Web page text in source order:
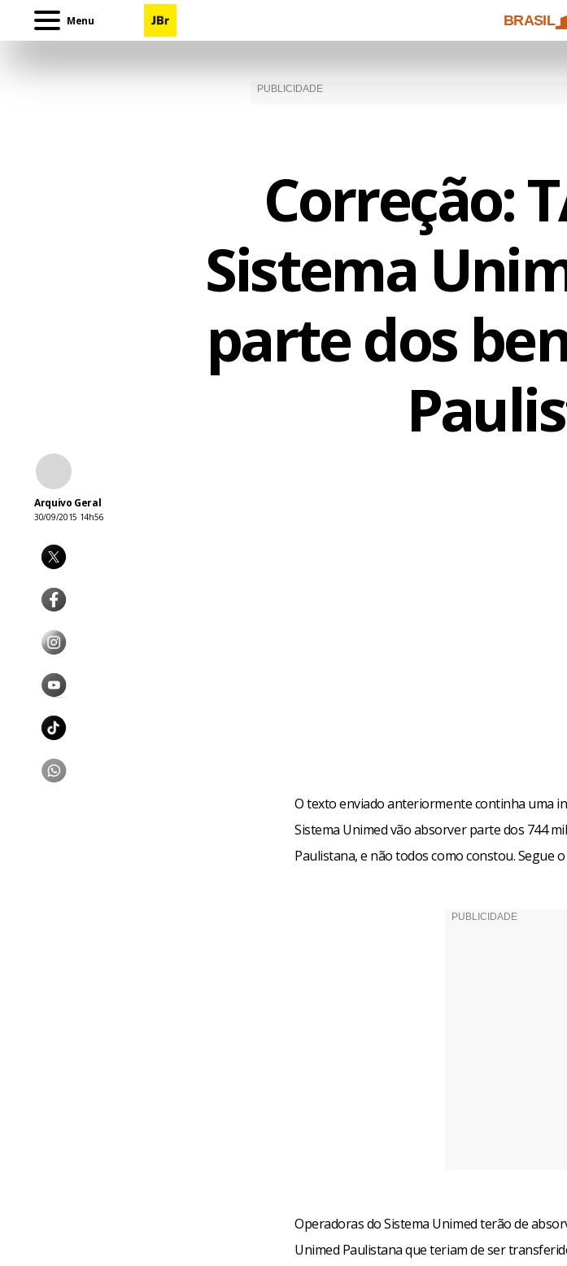
Menu BRASIL
Correção:
Sistema
parte dos
Arquivo Geral
30/09/2015 14h56
O texto enviado anteriormente continha uma
Sistema Unimed vão absorver parte dos 744
Paulistana, e não todos como constou. Segue
Operadoras do Sistema Unimed terão de
Unimed Paulistana que teriam de ser